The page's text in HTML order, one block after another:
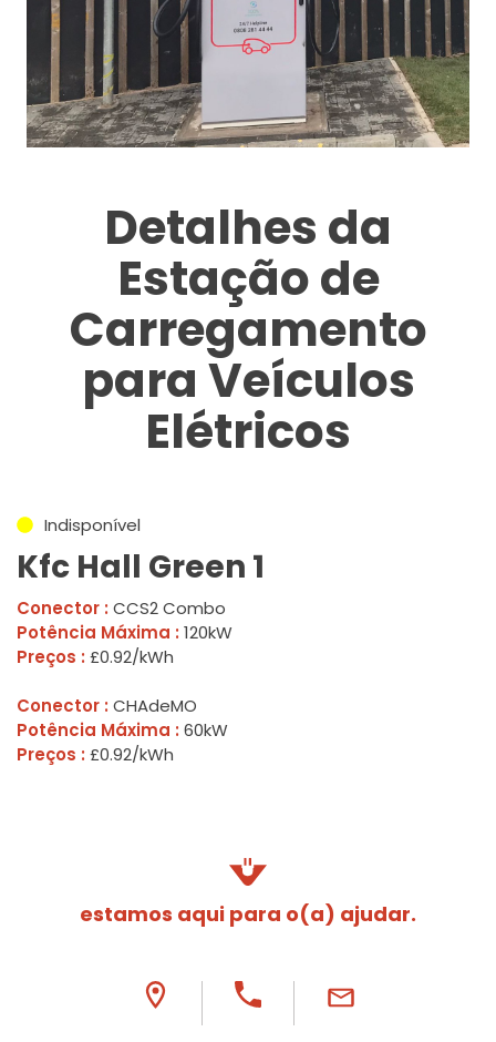
Detalhes da
Estação de
Carregamento
para Veículos
Elétricos
Indisponível
Kfc Hall Green 1
Conector : CCS2 Combo
Potência Máxima : 120kW
Preços : £0.92/kWh
Conector : CHAdeMO
Potência Máxima : 60kW
Preços : £0.92/kWh
estamos aqui para o(a) ajudar.